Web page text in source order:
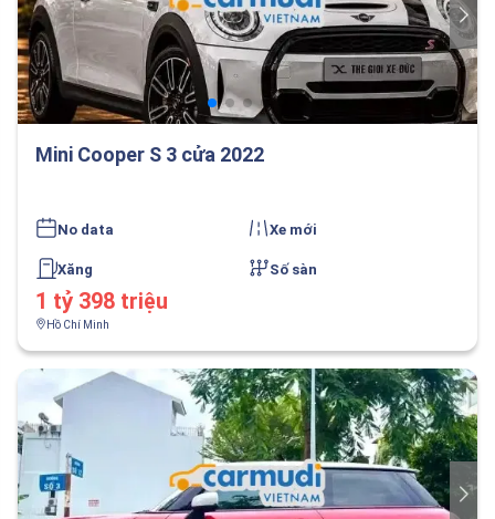
Mini Cooper S 3 cửa 2022
No data Xe mới
Xăng Số sàn
1 tỷ 398 triệu
Hồ Chí Minh